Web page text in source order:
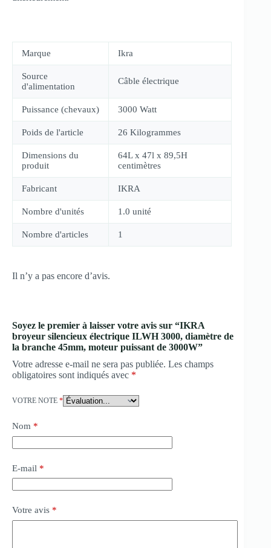
Marque Ikra
Source
d'alimentation
Câble électrique
Puissance (chevaux) 3000 Watt
Poids de l'article 26 Kilogrammes
Dimensions du
produit
64L x 47l x 89,5H
centimètres
Fabricant IKRA
Nombre d'unités 1.0 unité
Nombre d'articles 1
Il n’y a pas encore d’avis.
Soyez le premier à laisser votre avis sur “IKRA
broyeur silencieux électrique ILWH 3000, diamètre de
la branche 45mm, moteur puissant de 3000W”
Votre adresse e-mail ne sera pas publiée. Les champs
obligatoires sont indiqués avec *
VOTRE NOTE *
Nom *
E-mail *
Votre avis *